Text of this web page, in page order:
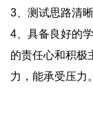
3、测试思路清
4、具备良好的
的责任心和积极
力，能承受压力。